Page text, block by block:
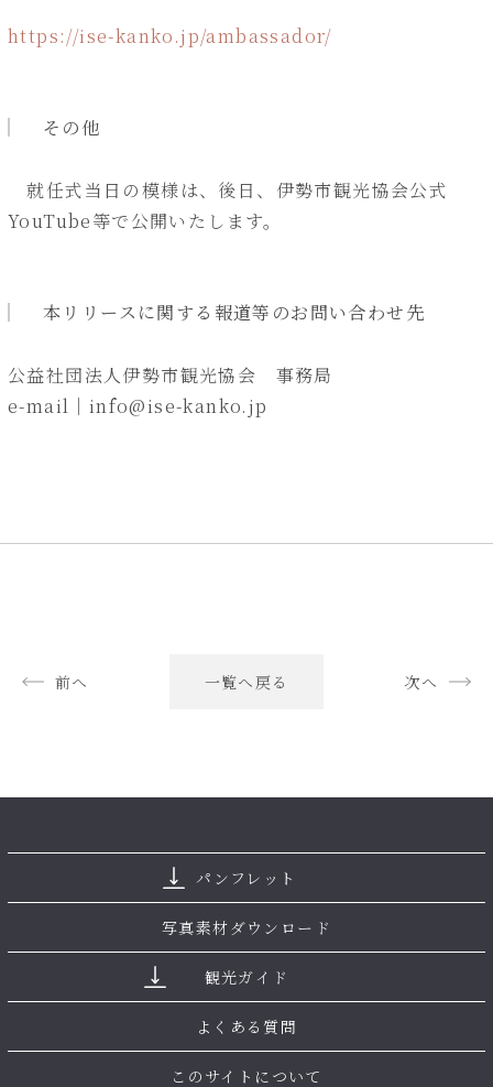
https://ise-kanko.jp/ambassador/
その他
就任式当日の模様は、後日、伊勢市観光協会公式
YouTube等で公開いたします。
本リリースに関する報道等のお問い合わせ先
公益社団法人伊勢市観光協会 事務局
e-mail｜info@ise-kanko.jp
前へ 一覧へ戻る 次へ
パンフレット
写真素材ダウンロード
観光ガイド
よくある質問
このサイトについて